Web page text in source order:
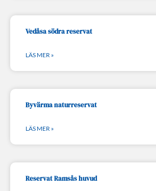
Vedåsa södra reservat
LÄS MER »
Byvärma naturreservat
LÄS MER »
Reservat Ramsås huvud